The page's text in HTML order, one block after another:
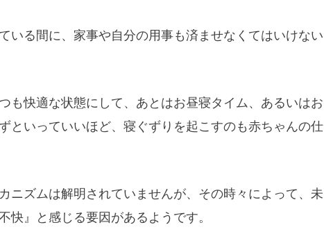
いる間に、家事や自分の用事も済ませなくてはいけない
も快適な状態にして、あとはお昼寝タイム、あるいはお
といっていいほど、寝ぐずりを起こすのも赤ちゃんの仕
ニズムは解明されていませんが、その時々によって、未
快』と感じる要因があるようです。